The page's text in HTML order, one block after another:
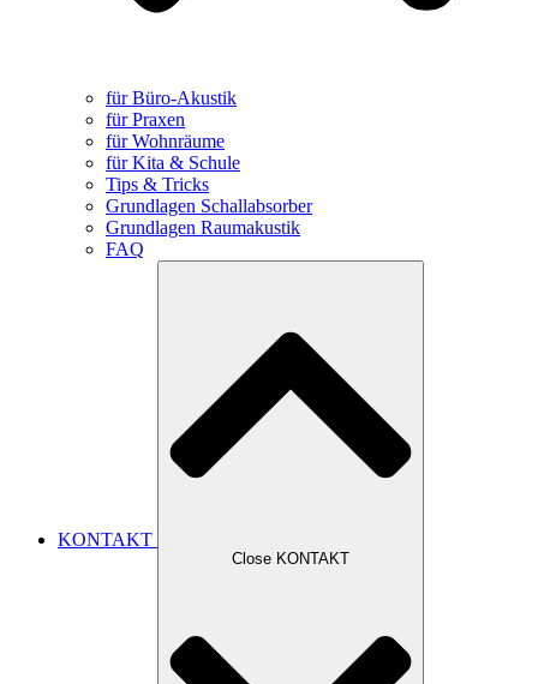
für Büro-Akustik
für Praxen
für Wohnräume
für Kita & Schule
Tips & Tricks
Grundlagen Schallabsorber
Grundlagen Raumakustik
FAQ
KONTAKT
Close KONTAKT